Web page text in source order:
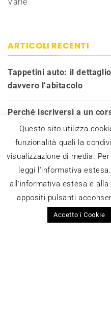
ARTICOLI RECENTI
Tappetini auto: il
davvero l’abitacolo
Perché iscriversi a un
motivi che ti
I segreti dei forni
Dall’idea allo schermo:
cinematografica
Come funziona il
Questo sito utilizza
funzionalità quali la
visualizzazione di media.
leggi l'informativa
all'informativa estesa e
appositi pulsanti
Accetto i Cookie